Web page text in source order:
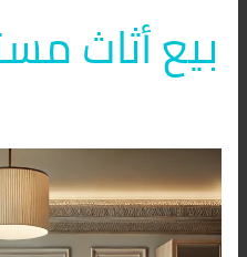
بيع أثاث
شراء
اثاث
مستعمل
بحولي